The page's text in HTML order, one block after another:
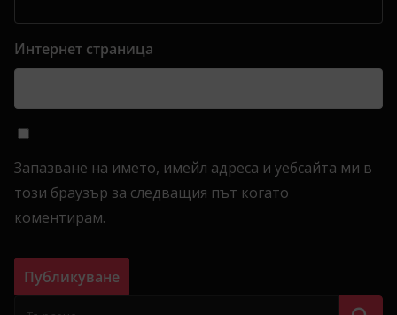
Интернет страница
Запазване на името, имейл адреса и уебсайта ми в
този браузър за следващия път когато
коментирам.